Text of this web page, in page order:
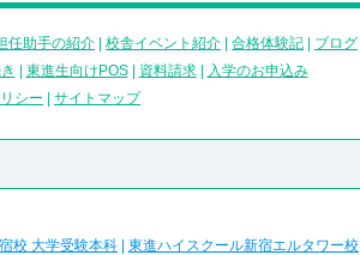
任助手の紹介 校舎イベント紹介 合格体験記 ブログ
東進生向けPOS| 資料請求|
入学のお申込み
シー サイトマップ
校 大学受験本科 東進ハイスクール新宿エルタワー校